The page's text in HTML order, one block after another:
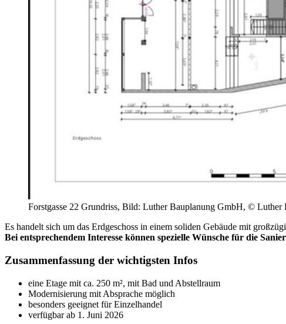
Forstgasse 22 Grundriss, Bild: Luther Bauplanung GmbH, © Luther
Es handelt sich um das Erdgeschoss in einem soliden Gebäude mit
Bei entsprechendem Interesse können spezielle Wünsche für die
Zusammenfassung der wichtigsten Infos
eine Etage mit ca. 250 m², mit Bad und Abstellraum
Modernisierung mit Absprache möglich
besonders geeignet für Einzelhandel
verfügbar ab 1. Juni 2026